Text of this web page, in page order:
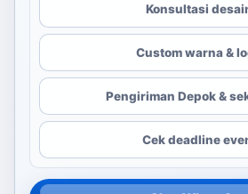
Konsultasi
Custom warna &
Pengiriman Depok &
Cek deadline